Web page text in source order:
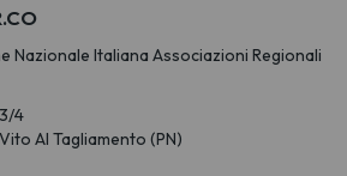
Nazionale Italiana Associazioni Regionali
4
Al Tagliamento (PN)